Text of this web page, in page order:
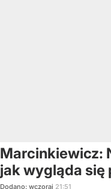
Marcinkiewicz:
jak wygląda się
Dodano: wczoraj 21:51